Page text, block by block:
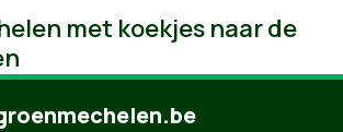
met koekjes naar de